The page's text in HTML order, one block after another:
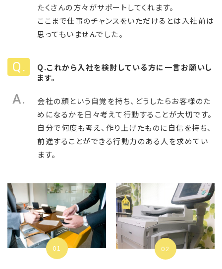
たくさんの方々がサポートしてくれます。
ここまで仕事のチャンスをいただけるとは入社前は
思ってもいませんでした。
Q.これから入社を検討している方に一言お願いし
ます。
会社の顔という自覚を持ち、どうしたらお客様のた
めになるかを日々考えて行動することが大切です。
自分で何度も考え、作り上げたものに自信を持ち、
前進することができる行動力のある人を求めてい
ます。
01 02